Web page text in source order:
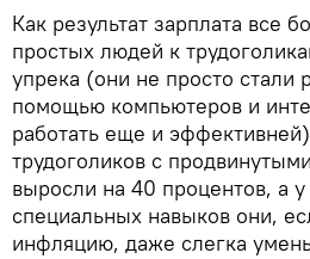
Как результат зарплата все
простых людей к
упрека (они не просто стали
помощью компьютеров и
работать еще и
трудоголиков с
выросли на 40 процентов, а
специальных навыков они,
инфляцию, даже слегка